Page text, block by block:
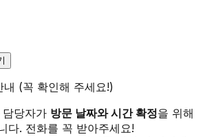
내 (꼭 확인해 주세요!)
당자가 방문 날짜와 시간 확정을 위해
다. 전화를 꼭 받아주세요!